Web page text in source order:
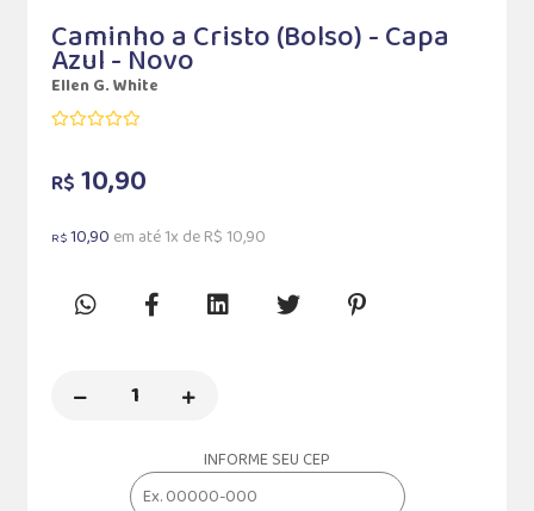
Caminho a Cristo (Bolso) - Capa
Azul - Novo
Ellen G. White
R$ 10,90
R$10,90 em até 1x de R$ 10,90
INFORME SEU CEP